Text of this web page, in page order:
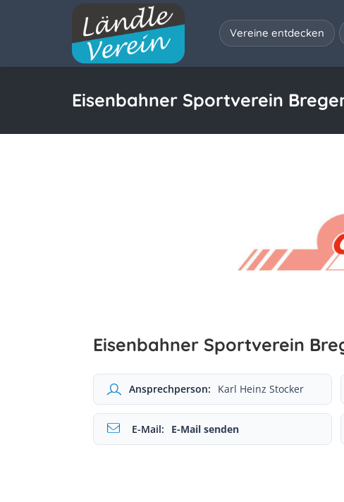
Vereine entdecken
Eisenbahner Sportverein
Eisenbahner Sportverein
Ansprechperson: Karl Heinz Stocker
E-Mail: E-Mail senden